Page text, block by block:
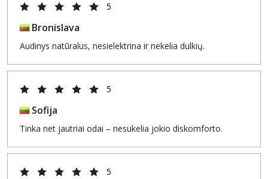
5
Bronislava
Audinys natūralus, nesielektrina ir nekelia dulkių.
5
Sofija
Tinka net jautriai odai – nesukelia jokio diskomforto.
5